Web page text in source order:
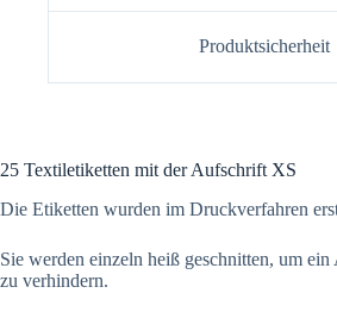
Produktsicherheit
25 Textiletiketten mit der Aufschrift XS
Die Etiketten wurden im Druckverfahren
Sie werden einzeln heiß geschnitten, um ein
zu verhindern.